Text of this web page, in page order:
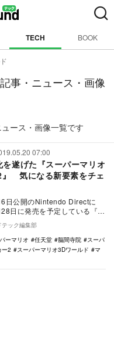
TECH BOOK
事・ニュース・画像
ース・画像一覧です
07:00
を遂げた『スーパーマリオ
』 気になる新要素をチェ
日公開のNintendo Directに
日に発売を予定している『ス
メーカー2』の新…
テック編集部
ーマリオ 任天堂 脳間寺院
スーパ
ー2
スーパーマリオ3Dワールド
マ